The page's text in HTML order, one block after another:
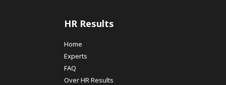
HR Results
Home
Experts
FAQ
Over HR Results